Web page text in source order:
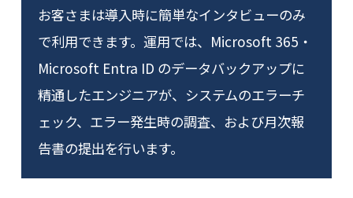
お客さまは導入時に簡単なインタビューのみ
で利用できます。運用では、Microsoft 365・
Microsoft Entra ID のデータバックアップに
精通したエンジニアが、システムのエラーチ
ェック、エラー発生時の調査、および月次報
告書の提出を行います。